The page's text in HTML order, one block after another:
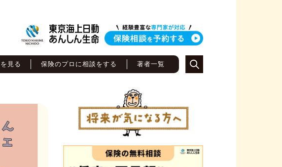
見る 保険のプロに相談をする 著者一覧